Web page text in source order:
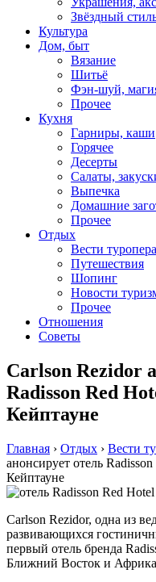
Звёздный
Культура
Дом, быт
Вязание
Шитьё
Фэн-шуй,
Прочее
Кухня
Гарниры, каши
Горячее
Десерты
Салаты,
Выпечка
Домашние
Прочее
Отдых
Вести
Путешествия
Шопинг
Новости
Прочее
Отношения
Советы
Carlson Rezidor
Radisson Red
Кейптауне
Главная › Отдых › Вести
анонсирует отель
Кейптауне
Carlson Rezidor, одна из
развивающихся
первый отель бренда
Ближний Восток и